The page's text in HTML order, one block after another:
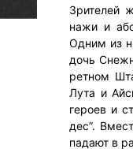
Зри­телей
нажи и
Од­ним из
дочь
ретном
Лу­та и
ге­ро­ев и
дес”.
пада­ют в